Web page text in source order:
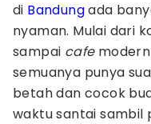
di Bandungada
nyaman. Mulai dari
sampai cafemodern
semuanya punya
betah dan cocok
waktu santai sambil